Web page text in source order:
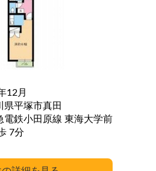
12月
県平塚市真田
電鉄小田原線 東海大学前
駅 徒歩 7分